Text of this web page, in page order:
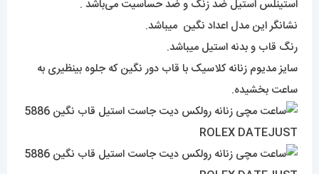
استینلس استیل ضد زنگ و ضد حساسیت می‌باشد .
نشانگر این مدل اعداد نگین میباشد.
رنگ قاب و بدنه استیل میباشد.
سایز مدیوم زنانه کلاسیک با قاب دور نگین که جلوه بینظیری به
ساعت بخشیده.